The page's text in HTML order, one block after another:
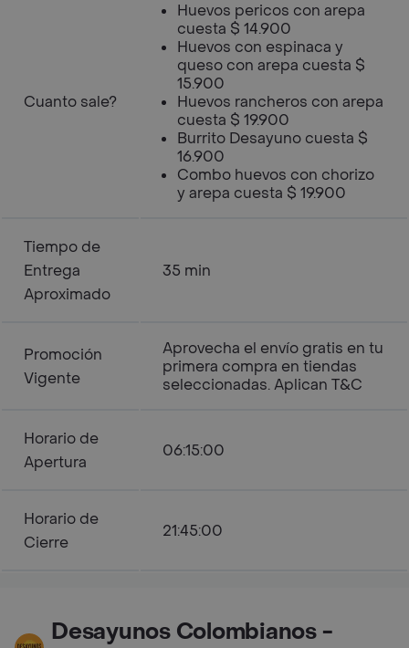
Cuanto sale?
Huevos pericos con arepa
cuesta $ 14.900
Huevos con espinaca y
queso con arepa cuesta $
15.900
Huevos rancheros con arepa
cuesta $ 19.900
Burrito Desayuno cuesta $
16.900
Combo huevos con chorizo
y arepa cuesta $ 19.900
Tiempo de
Entrega
Aproximado
35 min
Promoción
Vigente
Aprovecha el envío gratis en tu
primera compra en tiendas
seleccionadas. Aplican T&C
Horario de
Apertura
06:15:00
Horario de
Cierre
21:45:00
Desayunos Colombianos -